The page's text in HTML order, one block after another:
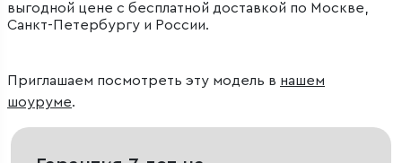
выгодной цене с бесплатной доставкой по Москве,
Санкт-Петербургу и России.
Приглашаем посмотреть эту модель в нашем
шоуруме.